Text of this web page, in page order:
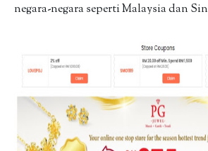
negara-negara seperti Malaysia dan